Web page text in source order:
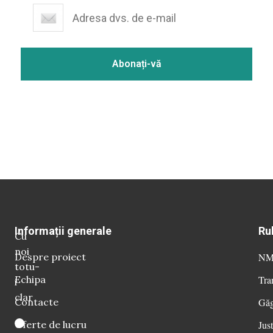
Cu
noi
totu-
i
clar
Informații generale
Despre proiect
Echipa
Contacte
Oferte de lucru